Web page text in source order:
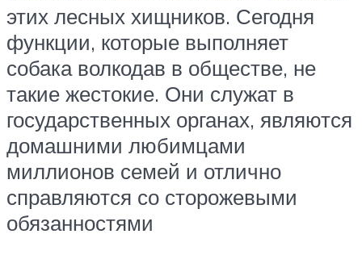
этих лесных хищников. Сегодня
функции, которые выполняет
собака волкодав в обществе, не
такие жестокие. Они служат в
государственных органах, являются
домашними любимцами
миллионов семей и отлично
справляются со сторожевыми
обязанностями